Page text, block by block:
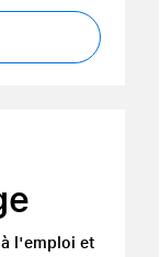
l'emploi et